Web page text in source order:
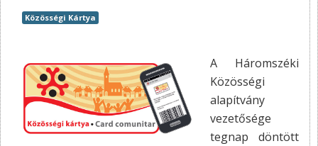
Közösségi Kártya
A Háromszéki
Közösségi
alapítvány
vezetősége
tegnap döntött